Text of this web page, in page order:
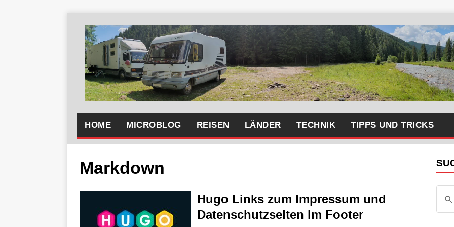
HOME MICROBLOG REISEN LÄNDER TECHNIK TIPPS UND TRICKS
Markdown
Hugo Links zum Impressum und
Datenschutzseiten im Footer